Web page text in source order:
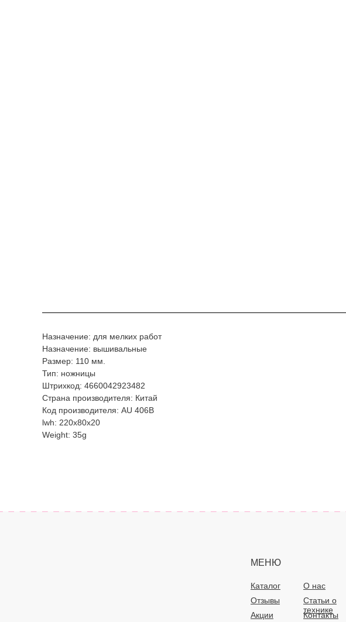
Назначение: для мелких работ
Назначение: вышивальные
Размер: 110 мм.
Тип: ножницы
Штрихкод: 4660042923482
Страна производителя: Китай
Код производителя: AU 406В
lwh: 220x80x20
Weight: 35g
МЕНЮ
Каталог О нас
Статьи о
технике
Отзывы
Акции
Контакты